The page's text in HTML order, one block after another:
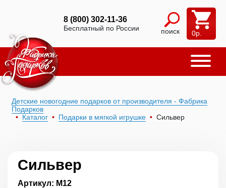
8 (800) 302-11-36
Бесплатный по России поиск 0р.
Детские новогодние подарков от производителя - Фабрика
Подарков
Каталог
Подарки в мягкой игрушке Сильвер
Сильвер
Артикул: М12